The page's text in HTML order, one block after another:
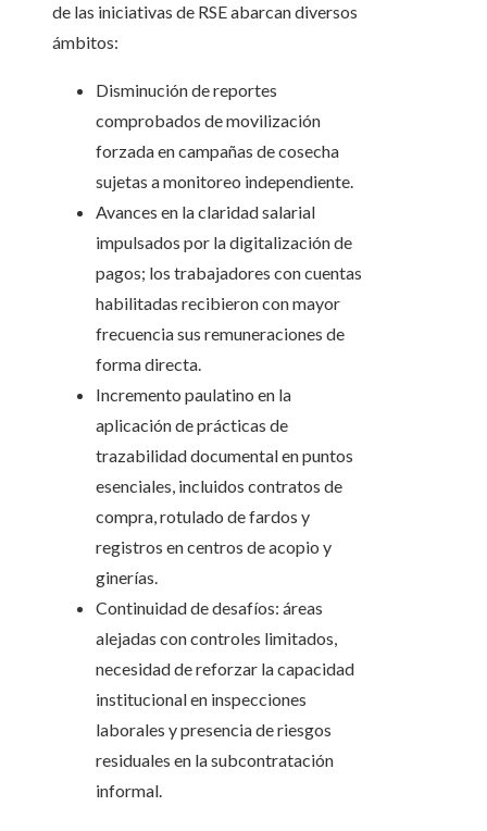
de las iniciativas de RSE abarcan diversos
ámbitos:
Disminución de reportes
comprobados de movilización
forzada en campañas de cosecha
sujetas a monitoreo independiente.
Avances en la claridad salarial
impulsados por la digitalización de
pagos; los trabajadores con cuentas
habilitadas recibieron con mayor
frecuencia sus remuneraciones de
forma directa.
Incremento paulatino en la
aplicación de prácticas de
trazabilidad documental en puntos
esenciales, incluidos contratos de
compra, rotulado de fardos y
registros en centros de acopio y
ginerías.
Continuidad de desafíos: áreas
alejadas con controles limitados,
necesidad de reforzar la capacidad
institucional en inspecciones
laborales y presencia de riesgos
residuales en la subcontratación
informal.